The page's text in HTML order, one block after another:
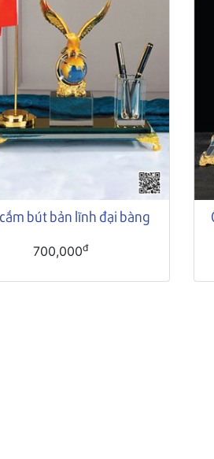
bút bản lĩnh đại bàng
700,000đ